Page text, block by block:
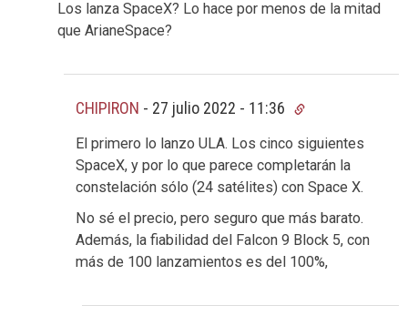
Los lanza SpaceX? Lo hace por menos de la mitad
que ArianeSpace?
CHIPIRON - 27 julio 2022 - 11:36
El primero lo lanzo ULA. Los cinco siguientes
SpaceX, y por lo que parece completarán la
constelación sólo (24 satélites) con Space X.
No sé el precio, pero seguro que más barato.
Además, la fiabilidad del Falcon 9 Block 5, con
más de 100 lanzamientos es del 100%,